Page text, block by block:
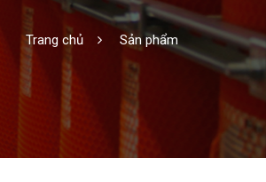
Trang chủ Sản phẩm